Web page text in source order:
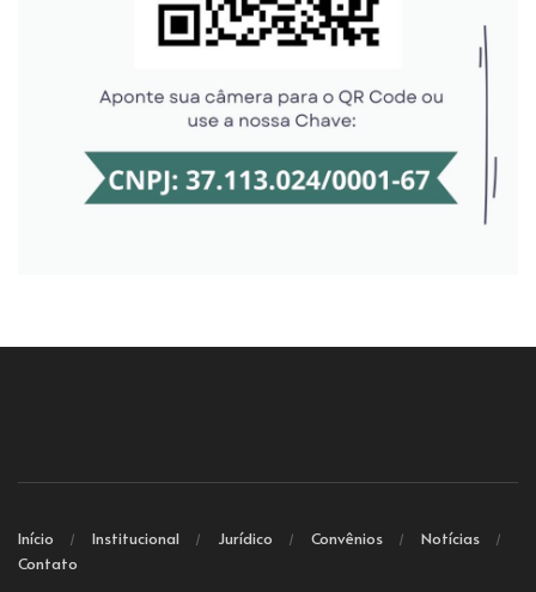
Início Institucional Jurídico Convênios
Notícias
Contato